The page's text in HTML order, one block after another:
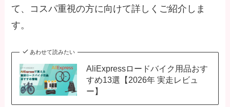
て、コスパ重視の方に向けて詳しくご紹介しま
す。
あわせて読みたい
AliExpressロードバイク用品おす
すめ13選【2026年 実走レビュ
ー】